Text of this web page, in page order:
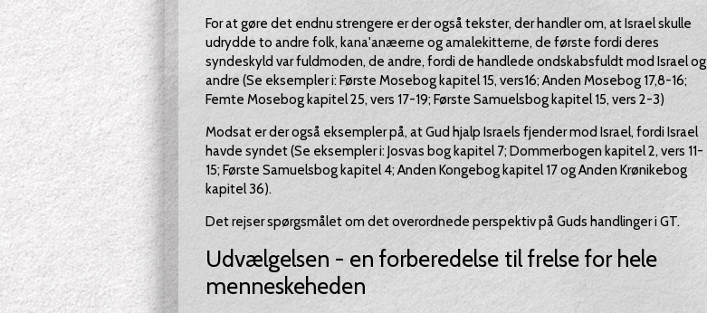
For at gøre det endnu strengere er der også tekster, der handler om, at Israel skulle
udrydde to andre folk, kana'anæerne og amalekitterne, de første fordi deres
syndeskyld var fuldmoden, de andre, fordi de handlede ondskabsfuldt mod Israel og
andre (Se eksempler i: Første Mosebog kapitel 15, vers16; Anden Mosebog 17,8-16;
Femte Mosebog kapitel 25, vers 17-19; Første Samuelsbog kapitel 15, vers 2-3)
Modsat er der også eksempler på, at Gud hjalp Israels fjender mod Israel, fordi Israel
havde syndet (Se eksempler i: Josvas bog kapitel 7; Dommerbogen kapitel 2, vers 11-
15; Første Samuelsbog kapitel 4; Anden Kongebog kapitel 17 og Anden Krønikebog
kapitel 36).
Det rejser spørgsmålet om det overordnede perspektiv på Guds handlinger i GT.
Udvælgelsen - en forberedelse til frelse for hele
menneskeheden